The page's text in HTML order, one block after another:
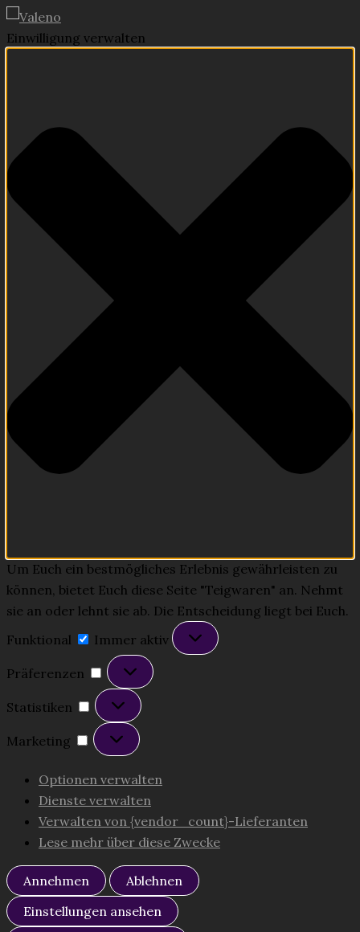
Einwilligung verwalten
Um Euch ein bestmögliches Erlebnis gewährleisten zu
können, bietet Euch diese Seite "Teigwaren" an. Nehmt
sie an oder lehnt sie ab. Die Entscheidung liegt bei Euch.
Funktional
Immer aktiv
Präferenzen
Präferenzen
Statistiken
Statistiken
Marketing
Marketing
Optionen verwalten
Dienste verwalten
Verwalten von {vendor_count}-Lieferanten
Lese mehr über diese Zwecke
Annehmen
Ablehnen
Einstellungen ansehen